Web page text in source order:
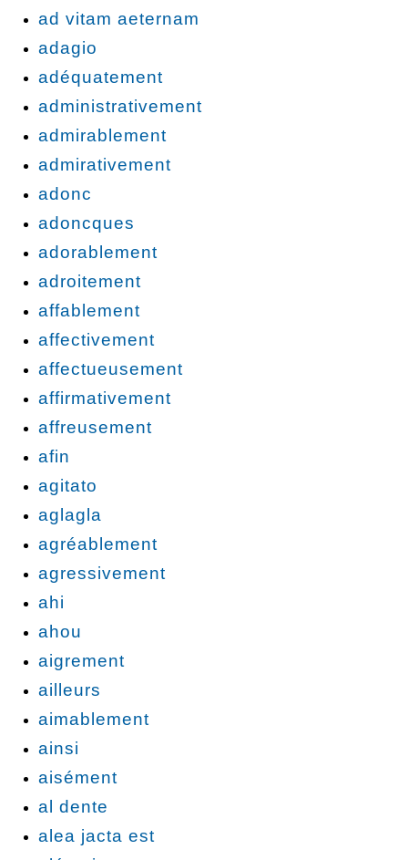
ad vitam aeternam
adagio
adéquatement
administrativement
admirablement
admirativement
adonc
adoncques
adorablement
adroitement
affablement
affectivement
affectueusement
affirmativement
affreusement
afin
agitato
aglagla
agréablement
agressivement
ahi
ahou
aigrement
ailleurs
aimablement
ainsi
aisément
al dente
alea jacta est